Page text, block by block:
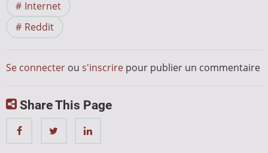
Internet
Reddit
Se connecter ou s'inscrire pour publier un commentaire
Share This Page